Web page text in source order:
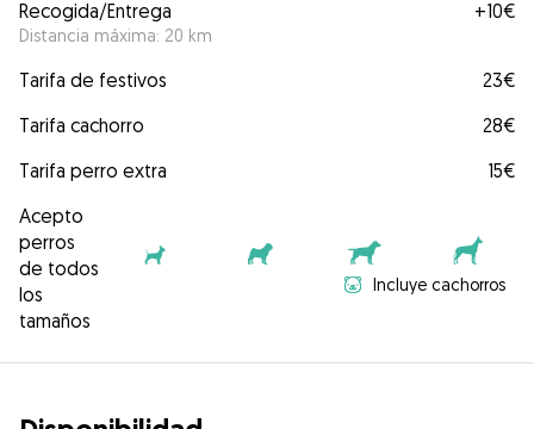
Recogida/Entrega
Distancia máxima: 20 km
+10€
Tarifa de festivos
23€
Tarifa cachorro
28€
Tarifa perro extra
15€
Acepto
perros
de todos
los
tamaños
Incluye cachorros